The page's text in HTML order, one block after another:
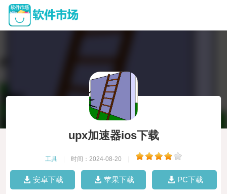
upx加速器ios下载
工具 时间：2024-08-20
安卓下载 苹果下载 PC下载